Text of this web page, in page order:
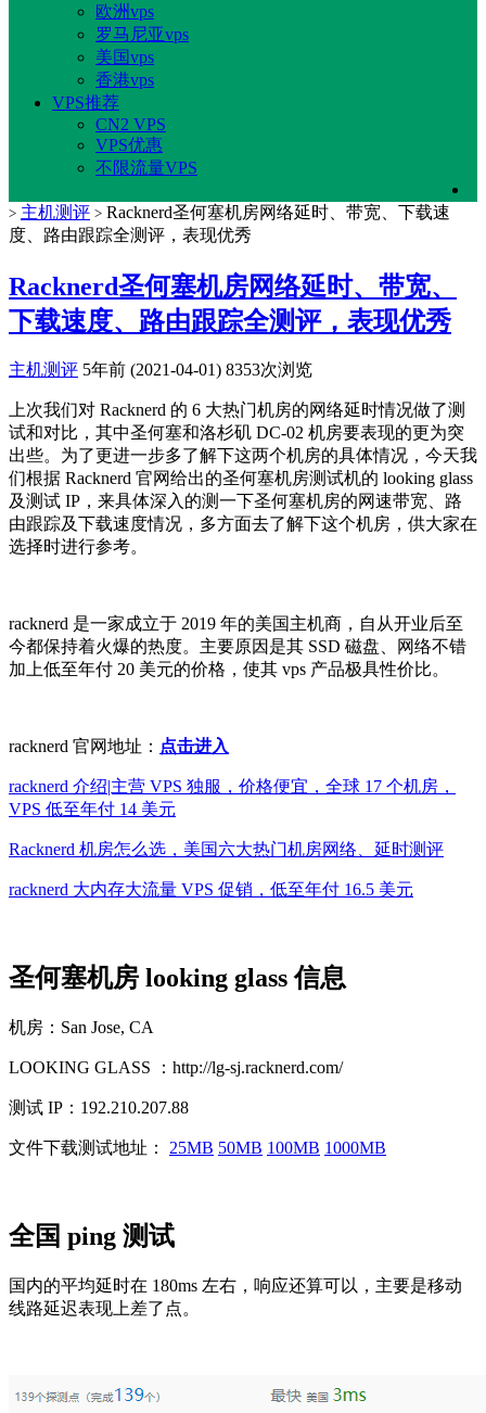
欧洲vps
罗马尼亚vps
美国vps
香港vps
VPS推荐
CN2 VPS
VPS优惠
不限流量VPS
> 主机测评 > Racknerd圣何塞机房网络延时、带宽、下载速
度、路由跟踪全测评，表现优秀
Racknerd圣何塞机房网络延时、带宽、
下载速度、路由跟踪全测评，表现优秀
主机测评 5年前 (2021-04-01) 8353次浏览
上次我们对 Racknerd 的 6 大热门机房的网络延时情况做了测
试和对比，其中圣何塞和洛杉矶 DC-02 机房要表现的更为突
出些。为了更进一步多了解下这两个机房的具体情况，今天我
们根据 Racknerd 官网给出的圣何塞机房测试机的 looking glass
及测试 IP，来具体深入的测一下圣何塞机房的网速带宽、路
由跟踪及下载速度情况，多方面去了解下这个机房，供大家在
选择时进行参考。
racknerd 是一家成立于 2019 年的美国主机商，自从开业后至
今都保持着火爆的热度。主要原因是其 SSD 磁盘、网络不错
加上低至年付 20 美元的价格，使其 vps 产品极具性价比。
racknerd 官网地址： 点击进入
racknerd 介绍|主营 VPS 独服，价格便宜，全球 17 个机房，
VPS 低至年付 14 美元
Racknerd 机房怎么选，美国六大热门机房网络、延时测评
racknerd 大内存大流量 VPS 促销，低至年付 16.5 美元
圣何塞机房 looking glass 信息
机房：San Jose, CA
LOOKING GLASS ：http://lg-sj.racknerd.com/
测试 IP：192.210.207.88
文件下载测试地址： 25MB 50MB 100MB 1000MB
全国 ping 测试
国内的平均延时在 180ms 左右，响应还算可以，主要是移动
线路延迟表现上差了点。